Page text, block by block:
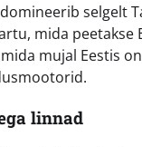
selgelt
mida peetakse
mujal Eestis
linnad